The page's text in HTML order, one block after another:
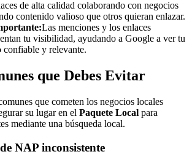
de alta calidad colaborando con negocios
contenido valioso que otros quieran enlazar.
Las menciones y los enlaces
tu visibilidad, ayudando a Google a ver tu
confiable y relevante.
que Debes Evitar
que cometen los negocios locales
su lugar en el Paquete Local para
mediante una búsqueda local.
NAP inconsistente